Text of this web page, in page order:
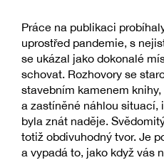
Práce na publikaci
uprostřed pandemie, s
se ukázal jako dokonalé
schovat. Rozhovory se
stavebním kamenem
a zastíněné náhlou situací,
byla znát naděje.
totiž obdivuhodný tvor. Je
a vypadá to, jako když vás